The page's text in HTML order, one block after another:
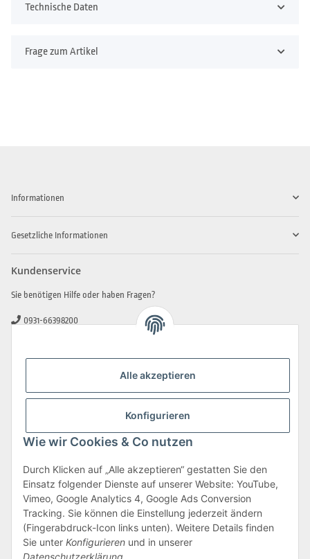
Alle akzeptieren
Konfigurieren
Wie wir Cookies & Co nutzen
Durch Klicken auf „Alle akzeptieren“ gestatten Sie den
Einsatz folgender Dienste auf unserer Website: YouTube,
Vimeo, Google Analytics 4, Google Ads Conversion
Tracking. Sie können die Einstellung jederzeit ändern
(Fingerabdruck-Icon links unten). Weitere Details finden
Sie unter Konfigurieren und in unserer
Datenschutzerklärung
Technische Daten
Frage zum Artikel
Informationen
Gesetzliche Informationen
Kundenservice
Sie benötigen Hilfe oder haben Fragen?
0931-66398200
info@beamerlampe-guenstiger.de
Sicher Einkaufen